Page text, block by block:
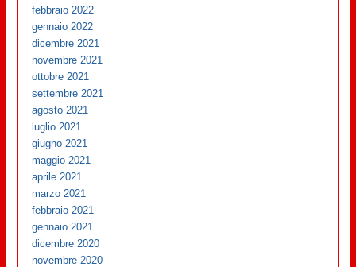
febbraio 2022
gennaio 2022
dicembre 2021
novembre 2021
ottobre 2021
settembre 2021
agosto 2021
luglio 2021
giugno 2021
maggio 2021
aprile 2021
marzo 2021
febbraio 2021
gennaio 2021
dicembre 2020
novembre 2020